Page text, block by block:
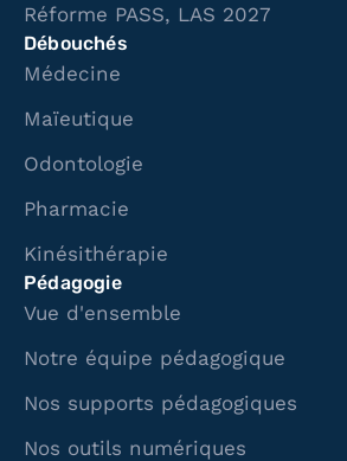
Réforme PASS, LAS 2027
Débouchés
Médecine
Maïeutique
Odontologie
Pharmacie
Kinésithérapie
Pédagogie
Vue d'ensemble
Notre équipe pédagogique
Nos supports pédagogiques
Nos outils numériques